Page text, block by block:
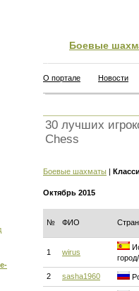
Боевые
О портале Новости
30 лучших
Chess
Боевые шахматы |
Октябрь 2015
№ ФИО
1 wirus
2 sasha1960